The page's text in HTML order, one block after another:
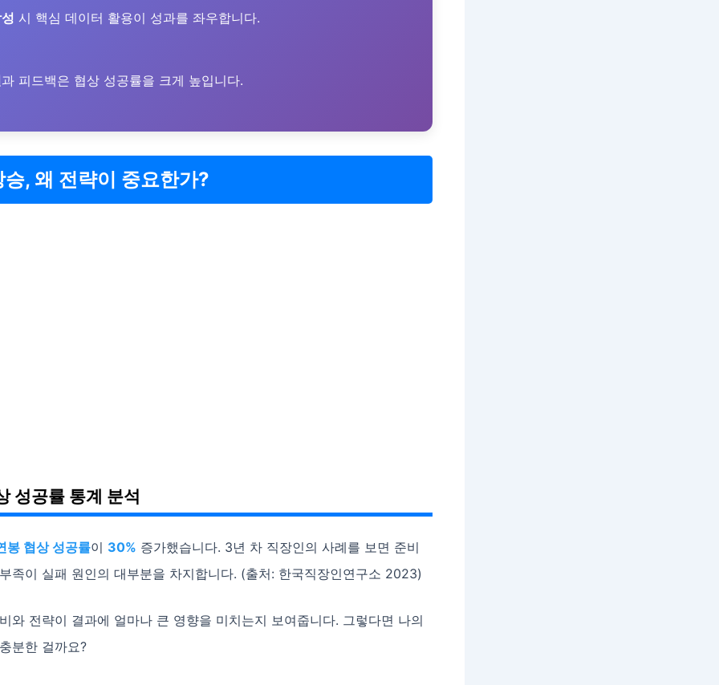
시 핵심 데이터 활용이 성과를 좌우합니다.
과 피드백은 협상 성공률을 크게 높입니다.
승, 왜 전략이 중요한가?
성공률 통계 분석
봉 협상 성공률이 30% 증가했습니다. 3년 차 직장인의 사례를 보면 준비
족이 실패 원인의 대부분을 차지합니다. (출처: 한국직장인연구소 2023)
와 전략이 결과에 얼마나 큰 영향을 미치는지 보여줍니다. 그렇다면 나의
분한 걸까요?